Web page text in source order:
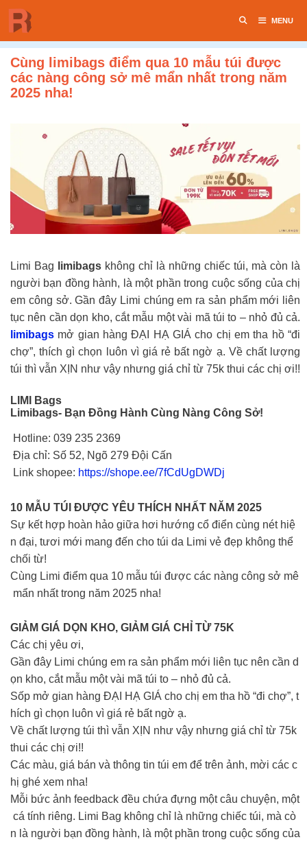
Chuyển
đến
nội
dung
MENU
Cùng limibags điểm qua 10 mẫu túi được
các nàng công sở mê mẩn nhất trong năm
2025 nha!
Limi Bag limibags không chỉ là những chiếc túi, mà còn là
người bạn đồng hành, là một phần trong cuộc sống của chị
em công sở. Gần đây Limi chúng em ra sản phẩm mới liên
tục nên cần dọn kho, cắt mẫu một vài mã túi to – nhỏ đủ cả.
limibags mở gian hàng ĐẠI HẠ GIÁ cho chị em tha hồ “đi
chợ”, thích gì chọn luôn vì giá rẻ bất ngờ ạ. Về chất lượng
túi thì vẫn XỊN như vậy nhưng giá chỉ từ 75k thui các chị ơi!!
LIMI Bags
Limibags- Bạn Đồng Hành Cùng Nàng Công Sở!
Hotline: 039 235 2369
Địa chỉ: Số 52, Ngõ 279 Đội Cấn
Link shopee: https://shope.ee/7fCdUgDWDj
10 MẪU TÚI ĐƯỢC YÊU THÍCH NHẤT NĂM 2025
Sự kết hợp hoàn hảo giữa hơi hướng cổ điển cùng nét hiệ
n đại, tươi mới mang đến cho túi da Limi vẻ đẹp không thể
chối từ!
Cùng Limi điểm qua 10 mẫu túi được các nàng công sở mê
mẩn nhất trong năm 2025 nha!
GIẢM GIÁ DỌN KHO, GIẢM GIÁ CHỈ TỪ 75K
Các chị yêu ơi,
Gần đây Limi chúng em ra sản phẩm mới liên tục nên cần d
ọn kho, cắt mẫu một vài mã túi to – nhỏ đủ cả.
Sốp mở gian hàng ĐẠI HẠ GIÁ cho chị em tha hồ “đi chợ”, t
hích gì chọn luôn vì giá rẻ bất ngờ ạ.
Về chất lượng túi thì vẫn XỊN như vậy nhưng giá chỉ từ 75k
thui các chị ơi!!
Các màu, giá bán và thông tin túi em để trên ảnh, mời các c
hị ghé xem nha!
Mỗi bức ảnh feedback đều chứa đựng một câu chuyện, một
cá tính riêng. Limi Bag không chỉ là những chiếc túi, mà cò
n là người bạn đồng hành, là một phần trong cuộc sống của